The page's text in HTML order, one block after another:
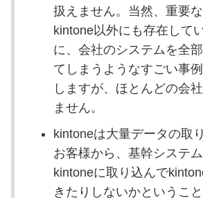
扱えません。当然、重要
kintone以外にも存在して
に、会社のシステムを全
てしまうようなすごい事
しますが、ほとんどの会
ません。
kintoneは大量データの取
お客様から、基幹システ
kintoneに取り込んで
きたりしないかというこ